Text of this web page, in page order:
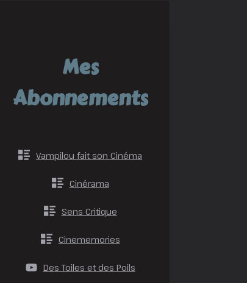
Mes
Abonnements
Vampilou fait son Cinéma
Cinérama
Sens Critique
Cinememories
Des Toiles et des Poils